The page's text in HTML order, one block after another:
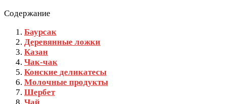
Содержание
Баурсак
Деревянные ложки
Казан
Чак-чак
Конские деликатесы
Молочные продукты
Шербет